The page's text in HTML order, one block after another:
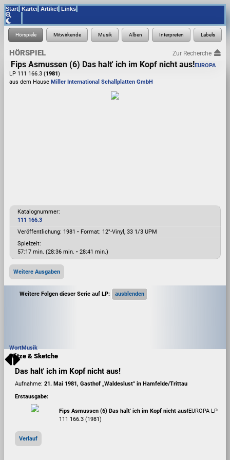
Start Kartei Artikel Links
HÖRSPIEL Zur Recherche
Fips Asmussen (6) Das halt' ich im Kopf nicht aus!EUROPA
LP 111 166.3 (1981)
aus dem Hause Miller International Schallplatten GmbH
Katalognummer:
111 166.3
Veröffentlichung: 1981 • Format: 12"-Vinyl, 33 1/3 UPM
Spielzeit:
57:17 min. (28:36 min. • 28:41 min.)
Weitere Ausgaben
Weitere Folgen dieser Serie auf LP:
WortMusik
Witze & Sketche
Das halt' ich im Kopf nicht aus!
Aufnahme:21. Mai 1981, Gasthof „Waldeslust" in Hamfelde/Trittau
Erstausgabe:
Fips Asmussen (6) Das halt' ich im Kopf nicht aus!EUROPA LP
111 166.3 (1981)
Verlauf